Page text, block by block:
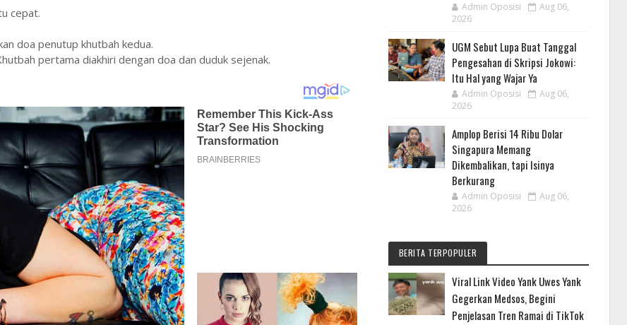
cepat.
doa penutup khutbah kedua.
pertama diakhiri dengan doa dan duduk sejenak.
Admin Oposisi
Aug 06,
2026
UGM Sebut Lupa Buat Tanggal
Pengesahan di Skripsi Jokowi:
Itu Hal yang Wajar Ya
Admin Oposisi
Aug 06,
2026
Amplop Berisi 14 Ribu Dolar
Singapura Memang
Dikembalikan, tapi Isinya
Berkurang
Admin Oposisi
Aug 06,
2026
BERITA TERPOPULER
Viral Link Video Yank Uwes Yank
Gegerkan Medsos, Begini
Penjelasan Tren Ramai di TikTok